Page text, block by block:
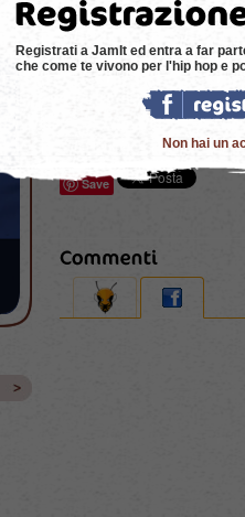
Benvenuto
Ciao Timbo...Benvenuto su
Save
Registrati a JamIt ed entra a far
che come te vivono per l'hip hop e
Non hai un